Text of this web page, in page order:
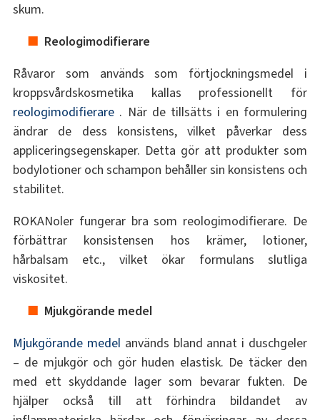
skum.
Reologimodifierare
Råvaror som används som förtjockningsmedel i
kroppsvårdskosmetika kallas professionellt för
reologimodifierare. När de tillsätts i en formulering
ändrar de dess konsistens, vilket påverkar dess
appliceringsegenskaper. Detta gör att produkter som
bodylotioner och schampon behåller sin konsistens och
stabilitet.
ROKANoler fungerar bra som reologimodifierare. De
förbättrar konsistensen hos krämer, lotioner,
hårbalsam etc., vilket ökar formulans slutliga
viskositet.
Mjukgörande medel
Mjukgörande medel används bland annat i duschgeler
– de mjukgör och gör huden elastisk. De täcker den
med ett skyddande lager som bevarar fukten. De
hjälper också till att förhindra bildandet av